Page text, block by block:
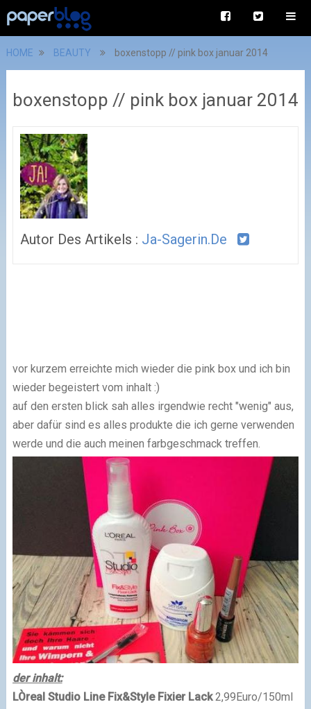
HOME BEAUTY boxenstopp // pink box januar 2014
boxenstopp // pink box januar 2014
Autor Des Artikels : Ja-Sagerin.de
vor kurzem erreichte mich wieder die pink box und ich bin
wieder begeistert vom inhalt :)
auf den ersten blick sah alles irgendwie recht "wenig" aus,
aber dafür sind es alles produkte die ich gerne verwenden
werde und die auch meinen farbgeschmack treffen.
der inhalt:
LÒreal Studio Line Fix&Style Fixier Lack2,99Euro/150ml